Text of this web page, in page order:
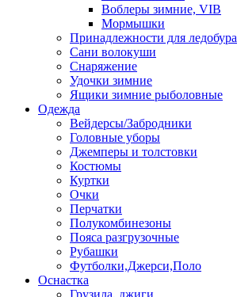
Воблеры зимние, VIB
Мормышки
Принадлежности для ледобура
Сани волокуши
Снаряжение
Удочки зимние
Ящики зимние рыболовные
Одежда
Вейдерсы/Забродники
Головные уборы
Джемперы и толстовки
Костюмы
Куртки
Очки
Перчатки
Полукомбинезоны
Пояса разгрузочные
Рубашки
Футболки,Джерси,Поло
Оснастка
Грузила, джиги